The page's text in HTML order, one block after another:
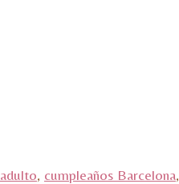
, cumpleaños Barcelona,